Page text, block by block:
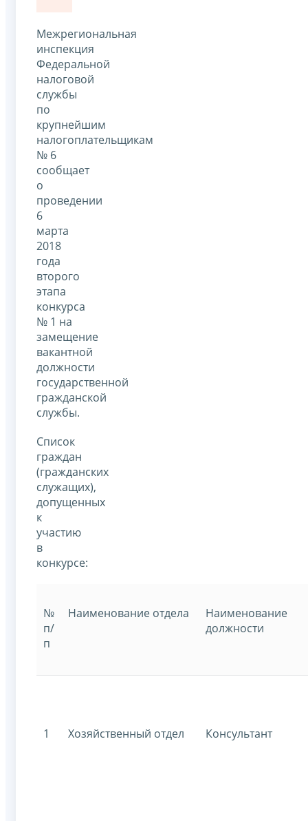
Межрегиональная
инспекция
Федеральной
налоговой
службы
по
крупнейшим
налогоплательщикам
№ 6
сообщает
о
проведении
6
марта
2018
года
второго
этапа
конкурса
№ 1 на
замещение
вакантной
должности
государственной
гражданской
службы.
Список
граждан
(гражданских
служащих),
допущенных
к
участию
в
конкурсе:
№
п/
п
Наименование отдела
Наименование
должности
1 Хозяйственный отдел Консультант